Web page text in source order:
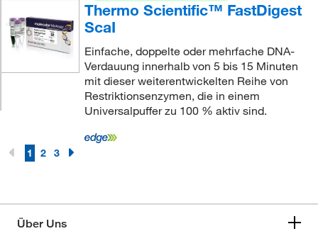
Thermo Scientific™ FastDigest
ScaI
Einfache, doppelte oder mehrfache DNA-
Verdauung innerhalb von 5 bis 15 Minuten
mit dieser weiterentwickelten Reihe von
Restriktionsenzymen, die in einem
Universalpuffer zu 100 % aktiv sind.
1 2 3
Über Uns